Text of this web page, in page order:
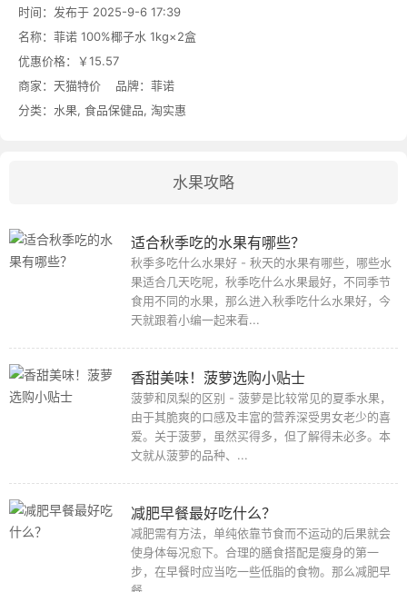
时间：发布于 2025-9-6 17:39
名称： 菲诺 100%椰子水 1kg×2盒
优惠价格：
￥15.57
商家： 天猫特价 品牌： 菲诺
分类： 水果, 食品保健品, 淘实惠
水果攻略
适合秋季吃的水果有哪些？
秋季多吃什么水果好 - 秋天的水果有哪些，哪些水
果适合几天吃呢，秋季吃什么水果最好，不同季节
食用不同的水果，那么进入秋季吃什么水果好，今
天就跟着小编一起来看...
香甜美味！菠萝选购小贴士
菠萝和凤梨的区别 - 菠萝是比较常见的夏季水果，
由于其脆爽的口感及丰富的营养深受男女老少的喜
爱。关于菠萝，虽然买得多，但了解得未必多。本
文就从菠萝的品种、...
减肥早餐最好吃什么？
减肥需有方法，单纯依靠节食而不运动的后果就会
使身体每况愈下。合理的膳食搭配是瘦身的第一
步，在早餐时应当吃一些低脂的食物。那么减肥早